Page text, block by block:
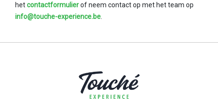
hetcontactformulierof neem contact op met het team op
info@touche-experience.be